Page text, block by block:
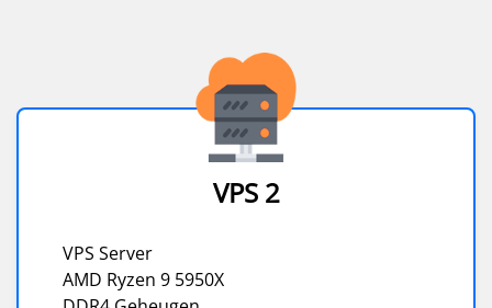
VPS 2
VPS Server
AMD Ryzen 9 5950X